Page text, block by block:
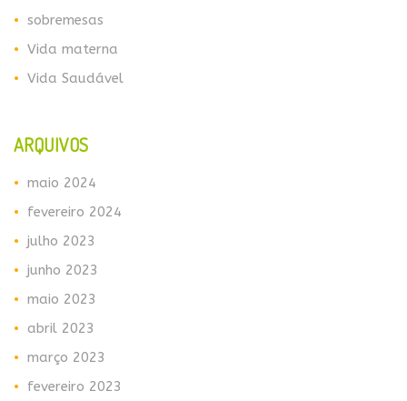
sobremesas
Vida materna
Vida Saudável
ARQUIVOS
maio 2024
fevereiro 2024
julho 2023
junho 2023
maio 2023
abril 2023
março 2023
fevereiro 2023